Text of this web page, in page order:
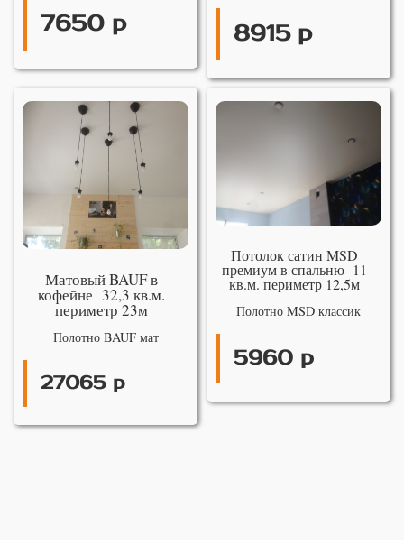
7650 р 8915 р
Матовый BAUF в
кофейне 32,3 кв.м.
периметр 23м
Полотно BAUF мат
27065 р
Потолок сатин MSD
премиум в спальню 11
кв.м. периметр 12,5м
Полотно MSD классик
5960 р